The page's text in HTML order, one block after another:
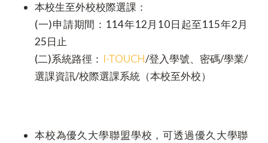
本校生至外校校際選課：
(一)申請期間：114年12月10日起至115年2月
25日止
(二)系統路徑： I-TOUCH/登入學號、密碼/學業/
選課資訊/校際選課系統（本校至外校）
本校為優久大學聯盟學校，可透過優久大學聯